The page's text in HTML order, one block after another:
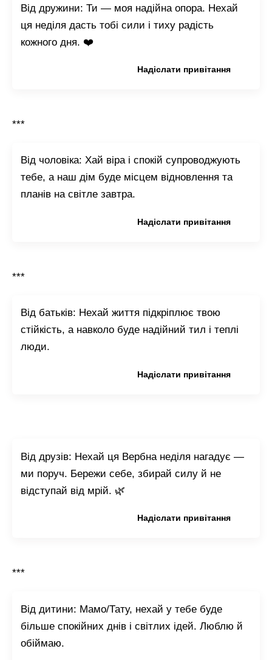
Від дружини: Ти — моя надійна опора. Нехай
ця неділя дасть тобі сили і тиху радість
кожного дня. ❤️
Надіслати привітання
***
Від чоловіка: Хай віра і спокій супроводжують
тебе, а наш дім буде місцем відновлення та
планів на світле завтра.
Надіслати привітання
***
Від батьків: Нехай життя підкріплює твою
стійкість, а навколо буде надійний тил і теплі
люди.
Надіслати привітання
Від друзів: Нехай ця Вербна неділя нагадує —
ми поруч. Бережи себе, збирай силу й не
відступай від мрій. 🌿
Надіслати привітання
***
Від дитини: Мамо/Тату, нехай у тебе буде
більше спокійних днів і світлих ідей. Люблю й
обіймаю.